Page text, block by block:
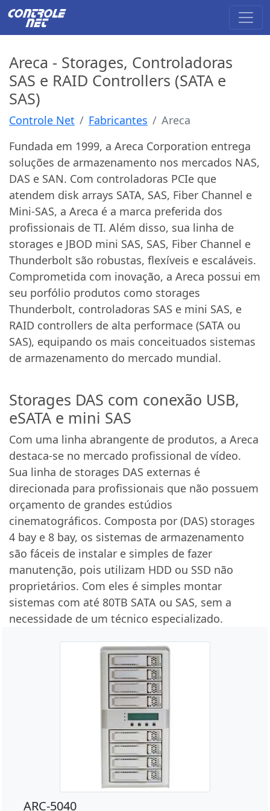
Areca - Storages, Controladoras
SAS e RAID Controllers (SATA e
SAS)
Controle Net Fabricantes
Areca
Fundada em 1999, a Areca Corporation entrega
soluções de armazenamento nos mercados NAS,
DAS e SAN. Com controladoras PCIe que
atendem disk arrays SATA, SAS, Fiber Channel e
Mini-SAS, a Areca é a marca preferida dos
profissionais de TI. Além disso, sua linha de
storages e JBOD mini SAS, SAS, Fiber Channel e
Thunderbolt são robustas, flexíveis e escaláveis.
Comprometida com inovação, a Areca possui em
seu porfólio produtos como storages
Thunderbolt, controladoras SAS e mini SAS, e
RAID controllers de alta performace (SATA ou
SAS), equipando os mais conceituados sistemas
de armazenamento do mercado mundial.
Storages DAS com conexão USB,
eSATA e mini SAS
Com uma linha abrangente de produtos, a Areca
destaca-se no mercado profissional de vídeo.
Sua linha de storages DAS externas é
direcionada para profissionais que não possuem
orçamento de grandes estúdios
cinematográficos. Composta por (DAS) storages
4 bay e 8 bay, os sistemas de armazenamento
são fáceis de instalar e simples de fazer
manutenção, pois utilizam HDD ou SSD não
proprietários. Com eles é simples montar
sistemas com até 80TB SATA ou SAS, sem a
necessidade de um técnico especializado.
ARC-5040